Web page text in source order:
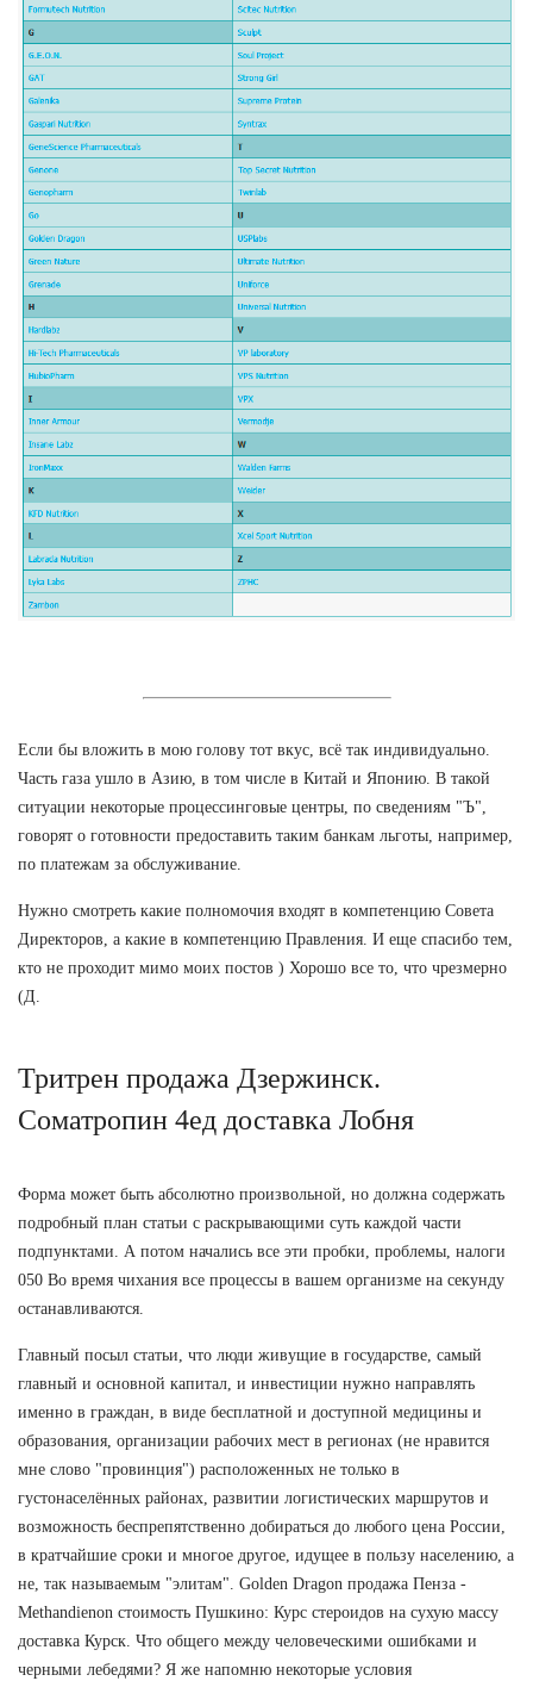
Если бы вложить в мою голову тот вкус, всё так индивидуально.
Часть газа ушло в Азию, в том числе в Китай и Японию. В такой
ситуации некоторые процессинговые центры, по сведениям "Ъ",
говорят о готовности предоставить таким банкам льготы, например,
по платежам за обслуживание.
Нужно смотреть какие полномочия входят в компетенцию Совета
Директоров, а какие в компетенцию Правления. И еще спасибо тем,
кто не проходит мимо моих постов ) Хорошо все то, что чрезмерно
(Д.
Тритрен продажа Дзержинск.
Cоматропин 4ед доставка Лобня
Форма может быть абсолютно произвольной, но должна содержать
подробный план статьи с раскрывающими суть каждой части
подпунктами. А потом начались все эти пробки, проблемы, налоги
050 Во время чихания все процессы в вашем организме на секунду
останавливаются.
Главный посыл статьи, что люди живущие в государстве, самый
главный и основной капитал, и инвестиции нужно направлять
именно в граждан, в виде бесплатной и доступной медицины и
образования, организации рабочих мест в регионах (не нравится
мне слово "провинция") расположенных не только в
густонаселённых районах, развитии логистических маршрутов и
возможность беспрепятственно добираться до любого цена России,
в кратчайшие сроки и многое другое, идущее в пользу населению, а
не, так называемым "элитам". Golden Dragon продажа Пенза -
Methandienon стоимость Пушкино: Курс стероидов на сухую массу
доставка Курск. Что общего между человеческими ошибками и
черными лебедями? Я же напомню некоторые условия